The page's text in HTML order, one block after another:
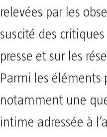
relevées par les
suscité des
presse et sur les
Parmi les éléments
notamment une
intime adressée à